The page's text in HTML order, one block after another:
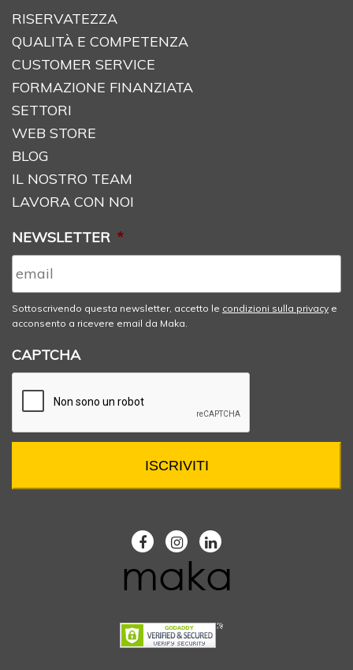
RISERVATEZZA
QUALITÀ E COMPETENZA
CUSTOMER SERVICE
FORMAZIONE FINANZIATA
SETTORI
WEB STORE
BLOG
IL NOSTRO TEAM
LAVORA CON NOI
NEWSLETTER *
Sottoscrivendo questa newsletter, accetto le condizioni sulla privacy e
acconsento a ricevere email da Maka.
CAPTCHA